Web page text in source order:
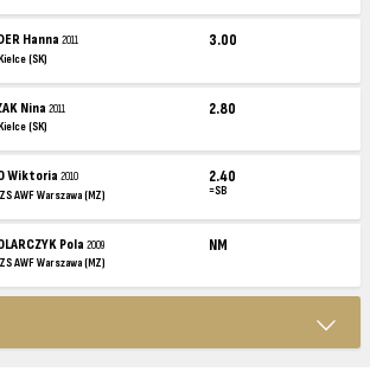
Hanna2011
(SK)
3.00
Nina2011
(SK)
2.80
Wiktoria2010
AWF Warszawa (MZ)
2.40
=SB
Pola2009
AWF Warszawa (MZ)
NM